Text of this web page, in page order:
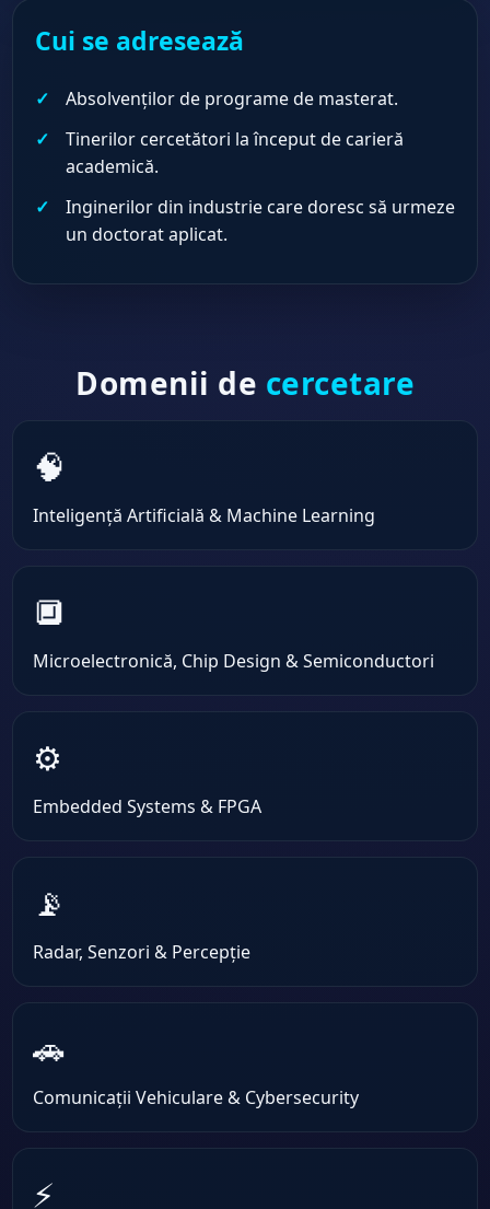
Cui se adresează
Absolvenților de programe de masterat.
Tinerilor cercetători la început de carieră
academică.
Inginerilor din industrie care doresc să urmeze
un doctorat aplicat.
Domenii de cercetare
🧠
Inteligență Artificială & Machine Learning
🔲
Microelectronică, Chip Design & Semiconductori
⚙️
Embedded Systems & FPGA
📡
Radar, Senzori & Percepție
🚗
Comunicații Vehiculare & Cybersecurity
⚡